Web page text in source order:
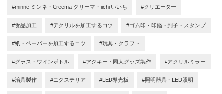
#minne ミンネ・Creema クリーマ・iichi いいち #クリエーター
#食品加工 #アクリルを加工するコツ #ゴム印・印鑑・判子・スタンプ
#紙・ペーパーを加工するコツ #玩具・クラフト
#グラス・ワインボトル #アクキー・同人グッズ製作 #アクリルミラー
#治具製作 #エクステリア #LED導光板 #照明器具・LED照明